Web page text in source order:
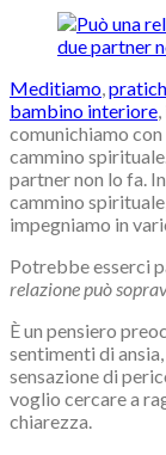
Meditiamo,
bambino interiore,
comunichiamo
cammino
partner non lo fa.
cammino
impegniamo in
Potrebbe esserci
relazione può
È un pensiero
sentimenti di
sensazione di
voglio cercare a
chiarezza.